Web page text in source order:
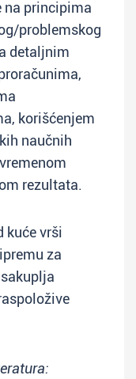
na principima
problemskog
detaljnim
korišćenjem
naučnih
rezultata.
kuće vrši
za